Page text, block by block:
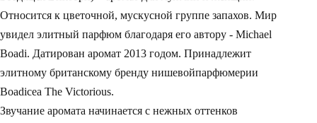
Относится к цветочной, мускусной группе запахов. Мир
увидел элитный парфюм благодаря его автору - Michael
Boadi. Датирован аромат 2013 годом. Принадлежит
элитному британскому бренду нишевойпарфюмерии
Boadicea The Victorious.
Звучание аромата начинается с нежных оттенков